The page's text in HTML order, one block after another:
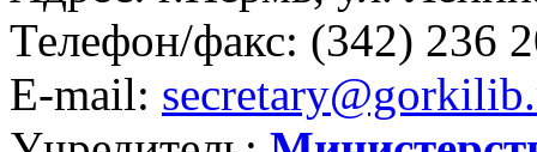
Телефон/факс: (342) 236
E-mail: